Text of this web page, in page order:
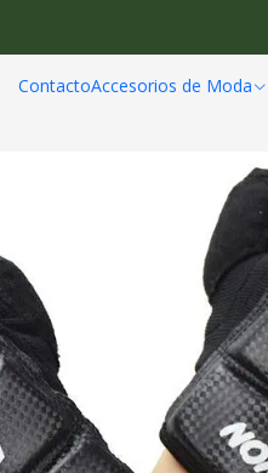
ContactoAccesorios de Moda